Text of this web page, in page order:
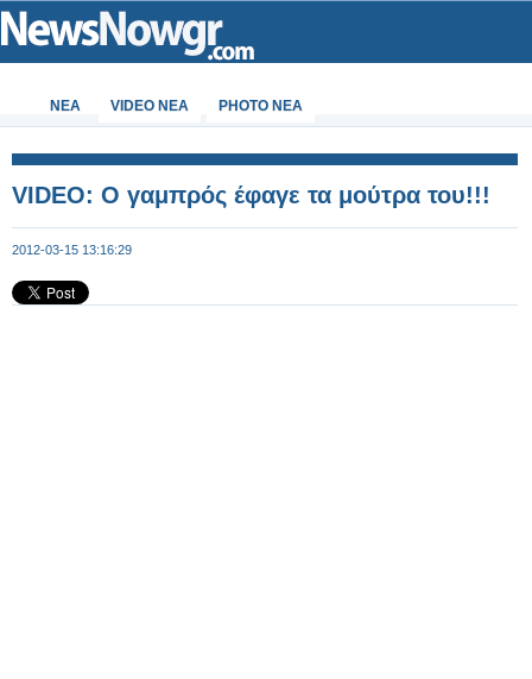
ΝΕΑ VIDEO NEA PHOTO NEA
VIDEO: O γαμπρός έφαγε τα μούτρα του!!!
2012-03-15 13:16:29